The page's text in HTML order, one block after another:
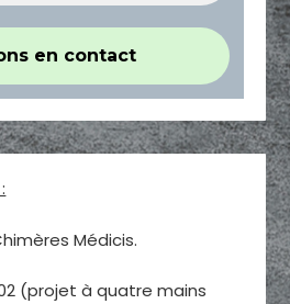
Médicis.
(projet à quatre mains